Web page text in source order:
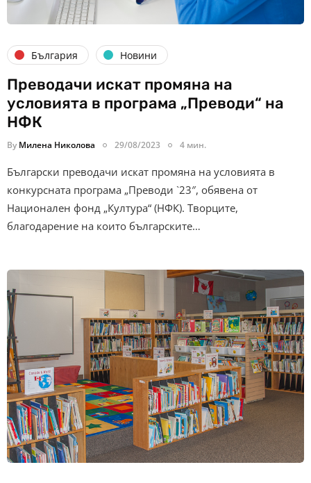
България Новини
Преводачи искат промяна на
условията в програма „Преводи“ на
НФК
By Милена Николова 29/08/2023 4 мин.
Български преводачи искат промяна на условията в
конкурсната програма „Преводи `23″, обявена от
Национален фонд „Култура“ (НФК). Творците,
благодарение на които българските…